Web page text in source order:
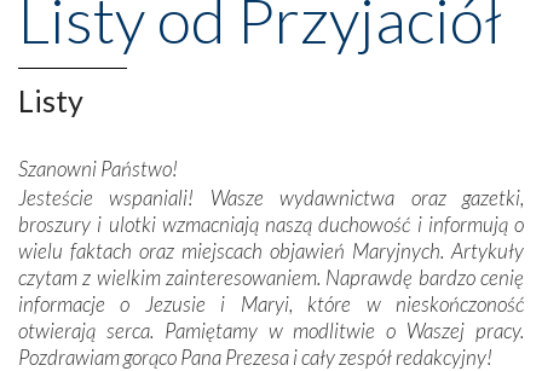
wznoszono na chwałę Bożą, na przykład – w podzięce za
Opatrznościową pomoc w wygranej bitwie o
niepodległość kraju. Zachwyt budziła potężna, a zarazem
misterna architektura tych monumentalnych dzieł,
wspaniałe zdobienia, dbałość ich twórców o detale,
budowniczych.
Podążyliśmy też śladami fatimskich wizjonerów – Łucji
dos Santos oraz świętych Hiacynty i Franciszka Marto.
Modliliśmy się przy ich grobach. Odprawiliśmy Drogę
Krzyżową w ich rodzinnych stronach, odwiedziliśmy
domy, w których żyli.
Listy od Przyjaciół
Listy
Szanowni Państwo!
Jesteście wspaniali! Wasze wydawnictwa oraz gazetki,
broszury i ulotki wzmacniają naszą duchowość i informują o
wielu faktach oraz miejscach objawień Maryjnych. Artykuły
czytam z wielkim zainteresowaniem. Naprawdę bardzo cenię
informacje o Jezusie i Maryi, które w nieskończoność
otwierają serca. Pamiętamy w modlitwie o Waszej pracy.
Pozdrawiam gorąco Pana Prezesa i cały zespół redakcyjny!